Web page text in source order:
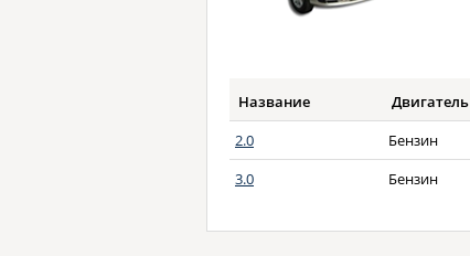
Название Двигатель
2.0
Бензин
3.0
Бензин